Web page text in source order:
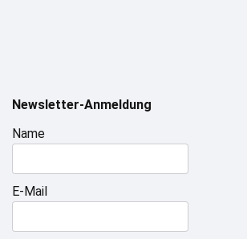
Newsletter-Anmeldung
Name
E-Mail